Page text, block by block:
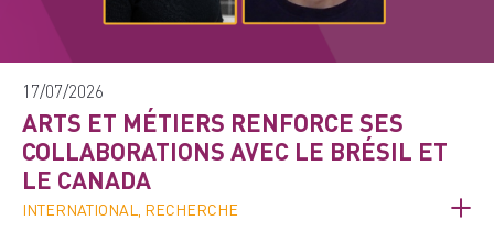
17/07/2026
ARTS ET MÉTIERS RENFORCE SES
COLLABORATIONS AVEC LE BRÉSIL ET
LE CANADA
INTERNATIONAL, RECHERCHE